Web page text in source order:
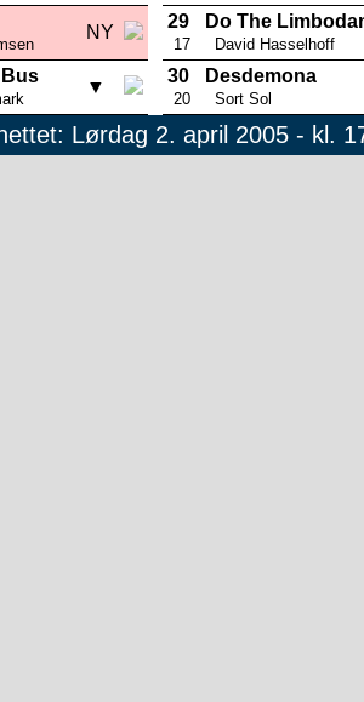
NY
▼
29
17
Do The
David Hasselhoff
30
20
Desdemona
Sort Sol
Lørdag 2. april 2005 - kl.